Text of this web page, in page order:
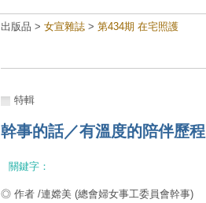
出版品 > 女宣雜誌 > 第434期 在宅照護
特輯
幹事的話／有溫度的陪伴歷程
關鍵字：
◎ 作者 /連嫦美 (總會婦女事工委員會幹事)